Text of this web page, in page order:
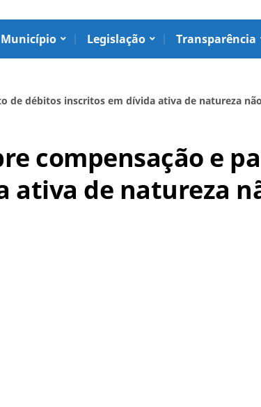
Município Legislação Transparência
de débitos inscritos em dívida ativa de natureza
compensação e
ativa de natureza